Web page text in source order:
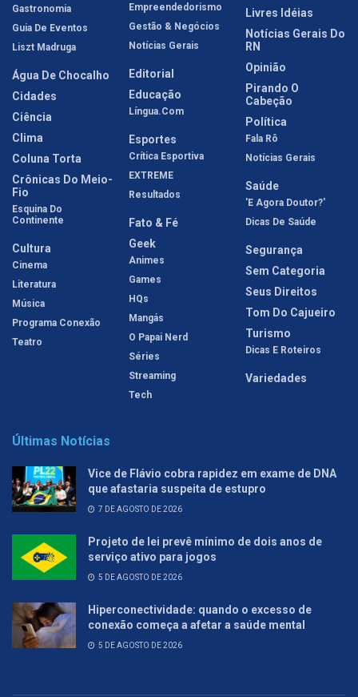
Gastronomia
Guia De Eventos
Liszt Madruga
Água De Chocalho
Cidades
Ciência
Clima
Coluna Torta
Crônicas Do Meio-
Fio
Esquina Do
Continente
Cultura
Cinema
Literatura
Música
Programa Conexão
Teatro
Empreendedorismo
Gestão & Negócios
Notícias Gerais
Editorial
Educação
Língua.com
Esportes
Crítica Esportiva
EXTREME
Resultados
Fato & Fé
Geek
Animes
Games
HQs
Mangás
O Papai Nerd
Séries
Streaming
Tech
Livres Idéias
Notícias Gerais Do
RN
Opinião
Pirando O
Cabeção
Política
Fala Rô
Notícias Gerais
Saúde
'E Agora Doutor?'
Dicas De Saúde
Segurança
Sem Categoria
Seus Direitos
Tom Do Cajueiro
Turismo
Dicas E Roteiros
Variedades
Últimas Notícias
Vice de Flávio cobra rapidez em exame de DNA
que afastaria suspeita de estupro
7 DE AGOSTO DE 2026
Projeto de lei prevê mínimo de dois anos de
serviço ativo para jogos
5 DE AGOSTO DE 2026
Hiperconectividade: quando o excesso de
conexão começa a afetar a saúde mental
5 DE AGOSTO DE 2026